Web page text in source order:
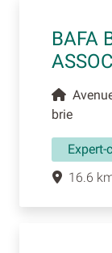
BAFA
brie
16.6